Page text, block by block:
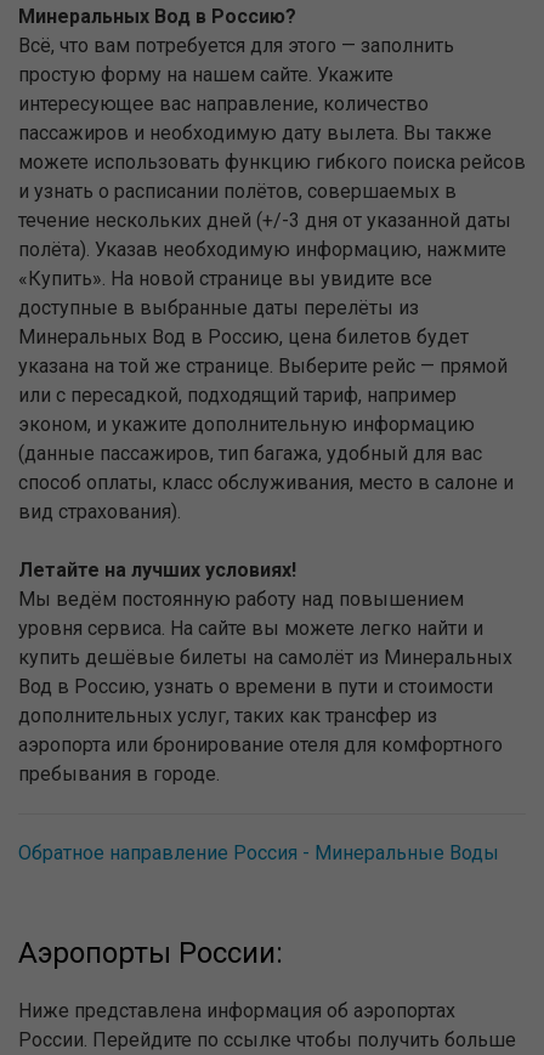
Минеральных Вод в Россию?
Всё, что вам потребуется для этого — заполнить
простую форму на нашем сайте. Укажите
интересующее вас направление, количество
пассажиров и необходимую дату вылета. Вы также
можете использовать функцию гибкого поиска рейсов
и узнать о расписании полётов, совершаемых в
течение нескольких дней (+/-3 дня от указанной даты
полёта). Указав необходимую информацию, нажмите
«Купить». На новой странице вы увидите все
доступные в выбранные даты перелёты из
Минеральных Вод в Россию, цена билетов будет
указана на той же странице. Выберите рейс — прямой
или с пересадкой, подходящий тариф, например
эконом, и укажите дополнительную информацию
(данные пассажиров, тип багажа, удобный для вас
способ оплаты, класс обслуживания, место в салоне и
вид страхования).
Летайте на лучших условиях!
Мы ведём постоянную работу над повышением
уровня сервиса. На сайте вы можете легко найти и
купить дешёвые билеты на самолёт из Минеральных
Вод в Россию, узнать о времени в пути и стоимости
дополнительных услуг, таких как трансфер из
аэропорта или бронирование отеля для комфортного
пребывания в городе.
Обратное направление Россия - Минеральные Воды
Аэропорты России:
Ниже представлена информация об аэропортах
России. Перейдите по ссылке чтобы получить больше